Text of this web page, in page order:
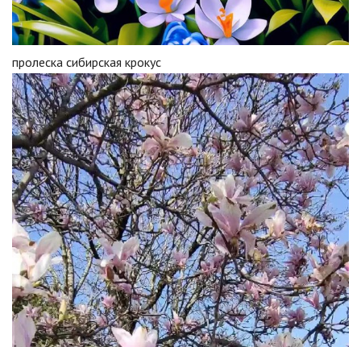
пролеска сибирская крокус